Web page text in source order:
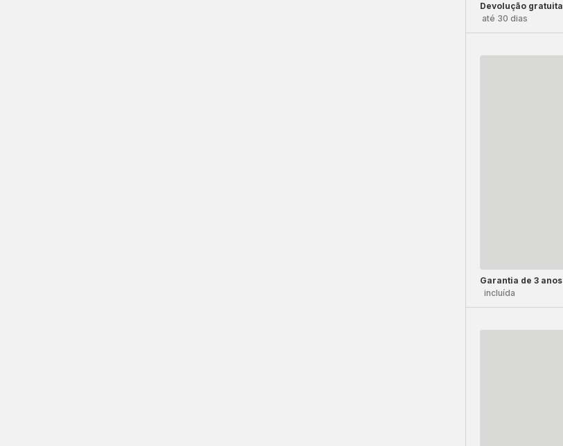
Devolução gratuita
até 30 dias
Garantia de 3 anos
incluída